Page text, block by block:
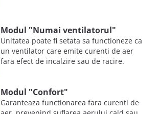
Modul "Numai ventilatorul"
Unitatea poate fi setata sa functioneze ca
un ventilator care emite curenti de aer
fara efect de incalzire sau de racire.
Modul "Confort"
Garanteaza functionarea fara curenti de